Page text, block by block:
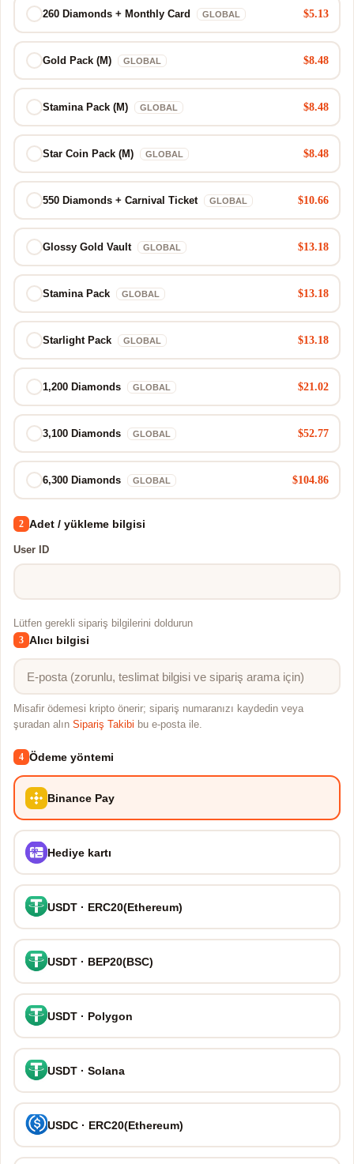
260 Diamonds + Monthly Card GLOBAL $5.13
Gold Pack (M) GLOBAL $8.48
Stamina Pack (M) GLOBAL $8.48
Star Coin Pack (M) GLOBAL $8.48
550 Diamonds + Carnival Ticket GLOBAL $10.66
Glossy Gold Vault GLOBAL $13.18
Stamina Pack GLOBAL $13.18
Starlight Pack GLOBAL $13.18
1,200 Diamonds GLOBAL $21.02
3,100 Diamonds GLOBAL $52.77
6,300 Diamonds GLOBAL $104.86
2 Adet / yükleme bilgisi
User ID
Lütfen gerekli sipariş bilgilerini doldurun
3 Alıcı bilgisi
Misafir ödemesi kripto önerir; sipariş numaranızı kaydedin veya
şuradan alın Sipariş Takibi bu e-posta ile.
4 Ödeme yöntemi
Binance Pay
Hediye kartı
USDT · ERC20(Ethereum)
USDT · BEP20(BSC)
USDT · Polygon
USDT · Solana
USDC · ERC20(Ethereum)